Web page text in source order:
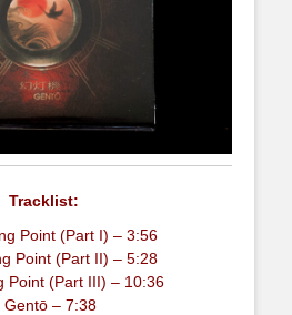
Tracklist:
Point (Part I) – 3:56
Point (Part II) – 5:28
Point (Part III) – 10:36
Gentō – 7:38